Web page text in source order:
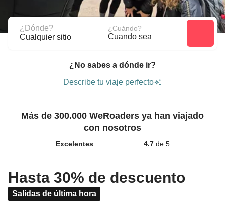
¿Dónde?
Cualquier sitio
¿Cuándo?
Cuando sea
¿No sabes a dónde ir?
Describe tu viaje perfecto
Más de 300.000 WeRoaders ya han viajado
con nosotros
Excelentes 4.7de 5
Hasta 30% de descuento
Salidas de última hora